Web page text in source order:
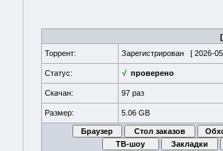
Торрент:
Зарегистрирован [ 2026-
Статус: √ проверено
Скачан: 97 раз
Размер: 5.06 GB